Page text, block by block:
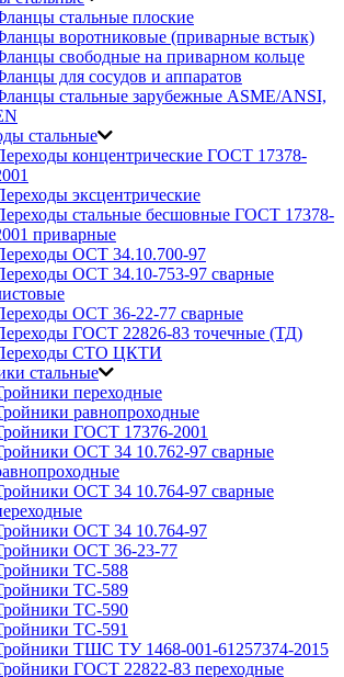
стальные плоские
воротниковые (приварные встык)
свободные на приварном кольце
для сосудов и аппаратов
стальные зарубежные ASME/ANSI,
стальные
концентрические ГОСТ 17378-
эксцентрические
стальные бесшовные ГОСТ 17378-
приварные
ОСТ 34.10.700-97
ОСТ 34.10-753-97 сварные
ОСТ 36-22-77 сварные
ГОСТ 22826-83 точечные (ТД)
СТО ЦКТИ
стальные
переходные
равнопроходные
ГОСТ 17376-2001
ОСТ 34 10.762-97 сварные
ОСТ 34 10.764-97 сварные
ОСТ 34 10.764-97
ОСТ 36-23-77
ТС-588
ТС-589
ТС-590
ТС-591
ТШС ТУ 1468-001-61257374-2015
ГОСТ 22822-83 переходные